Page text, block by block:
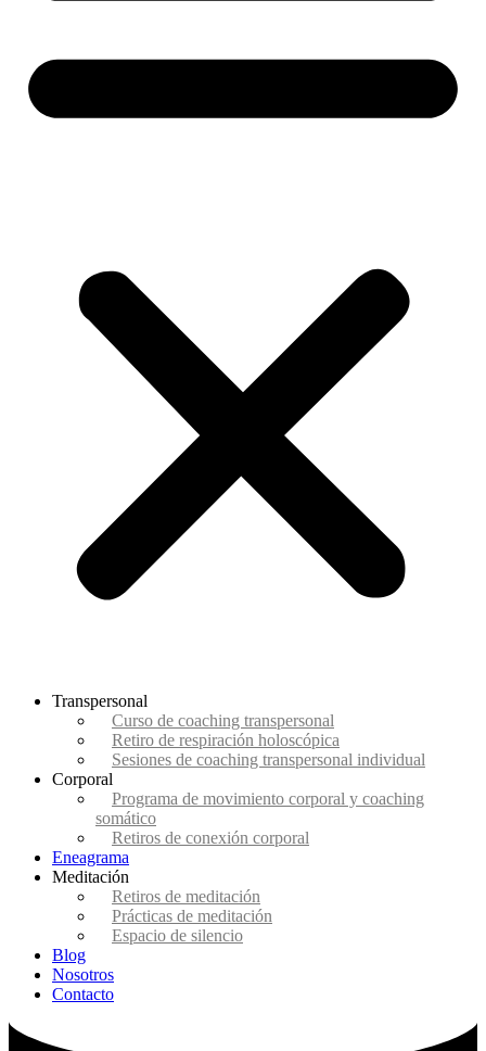
Transpersonal
Curso de coaching transpersonal
Retiro de respiración holoscópica
Sesiones de coaching transpersonal individual
Corporal
Programa de movimiento corporal y coaching
somático
Retiros de conexión corporal
Eneagrama
Meditación
Retiros de meditación
Prácticas de meditación
Espacio de silencio
Blog
Nosotros
Contacto